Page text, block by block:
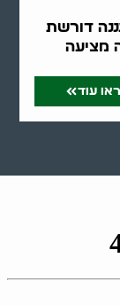
דורשת
מציעה
עוד